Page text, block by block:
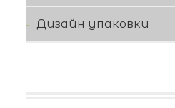
Дизайн упаковки